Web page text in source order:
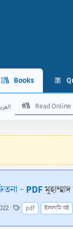
Books
Read Online
- PDF
T
a
g
pdf ইসলামি বই